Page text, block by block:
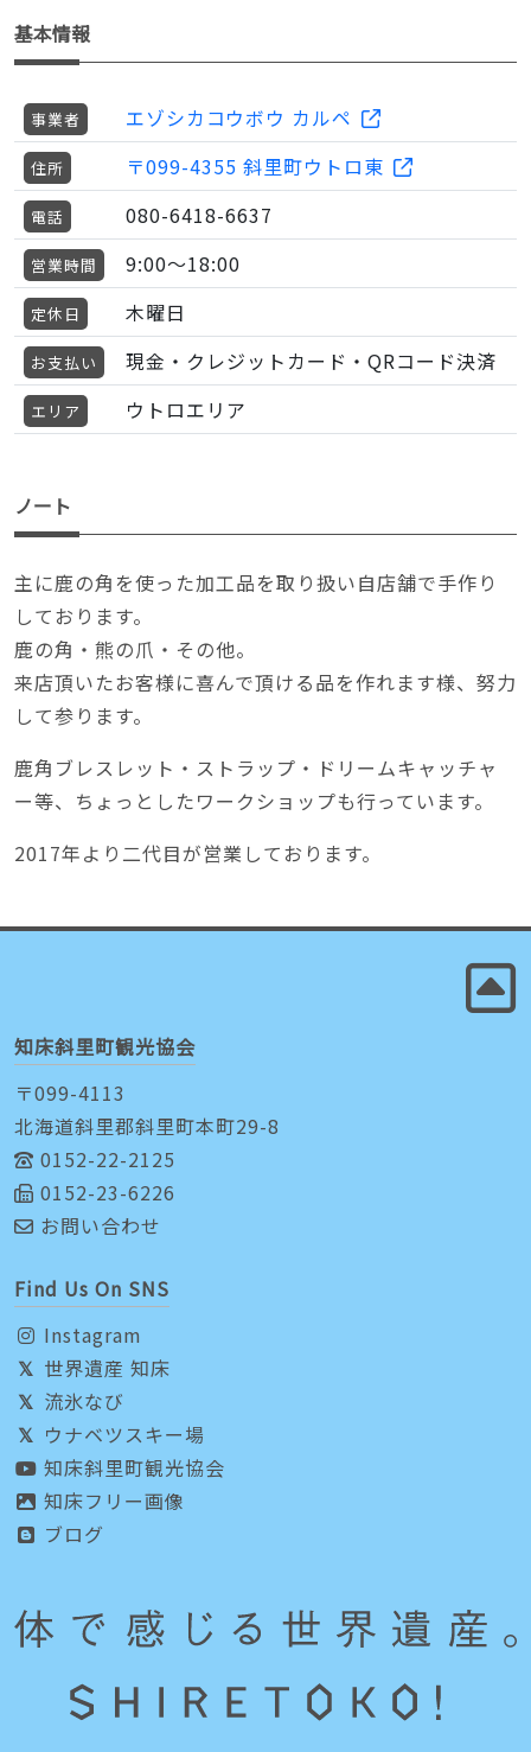
基本情報
事業者 エゾシカコウボウ カルペ
住所 〒099-4355 斜里町ウトロ東
電話 080-6418-6637
営業時間 9:00〜18:00
定休日 木曜日
お支払い 現金・クレジットカード・QRコード決済
エリア ウトロエリア
ノート
主に鹿の角を使った加工品を取り扱い自店舗で手作り
しております。
鹿の角・熊の爪・その他。
来店頂いたお客様に喜んで頂ける品を作れます様、努力
して参ります。
鹿角ブレスレット・ストラップ・ドリームキャッチャ
ー等、ちょっとしたワークショップも行っています。
2017年より二代目が営業しております。
知床斜里町観光協会
〒099-4113
北海道斜里郡斜里町本町29-8
0152-22-2125
0152-23-6226
お問い合わせ
Find Us On SNS
Instagram
世界遺産 知床
流氷なび
ウナベツスキー場
知床斜里町観光協会
知床フリー画像
ブログ